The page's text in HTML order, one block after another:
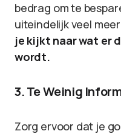
bedrag om te
uiteindelijk veel
je kijkt naar wat er
wordt.
3. Te Weinig
Zorg ervoor dat je